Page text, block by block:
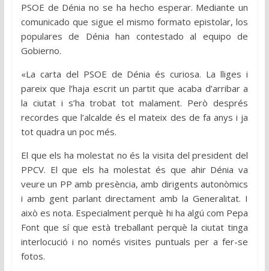
PSOE de Dénia no se ha hecho esperar. Mediante un
comunicado que sigue el mismo formato epistolar, los
populares de Dénia han contestado al equipo de
Gobierno.
«La carta del PSOE de Dénia és curiosa. La lliges i
pareix que l’haja escrit un partit que acaba d’arribar a
la ciutat i s’ha trobat tot malament. Però després
recordes que l’alcalde és el mateix des de fa anys i ja
tot quadra un poc més.
El que els ha molestat no és la visita del president del
PPCV. El que els ha molestat és que ahir Dénia va
veure un PP amb presència, amb dirigents autonòmics
i amb gent parlant directament amb la Generalitat. I
això es nota. Especialment perquè hi ha algú com Pepa
Font que sí que està treballant perquè la ciutat tinga
interlocució i no només visites puntuals per a fer-se
fotos.